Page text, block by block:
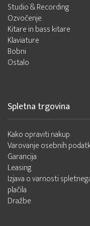
Studio & Recording
Ozvočenje
Kitare in bass kitare
Klaviature
Bobni
Ostalo
Spletna trgovina
Kako opraviti nakup
Varovanje osebnih
Garancija
Leasing
Izjava o varnosti
plačila
Dražbe